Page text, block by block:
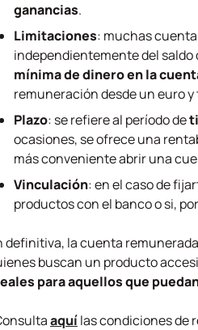
ganancias.
Limitaciones: muchas
independientemente del saldo
mínima de dinero en la
remuneración desde un euro
Plazo: se refiere al período de
ocasiones, se ofrece una
más conveniente abrir una
Vinculación: en el caso de
productos con el banco o si,
definitiva, la cuenta
buscan un producto
para aquellos que
aquílas condiciones de